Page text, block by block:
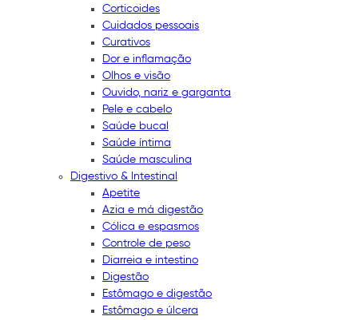
Corticoides
Cuidados pessoais
Curativos
Dor e inflamação
Olhos e visão
Ouvido, nariz e garganta
Pele e cabelo
Saúde bucal
Saúde íntima
Saúde masculina
Digestivo & Intestinal
Apetite
Azia e má digestão
Cólica e espasmos
Controle de peso
Diarreia e intestino
Digestão
Estômago e digestão
Estômago e úlcera